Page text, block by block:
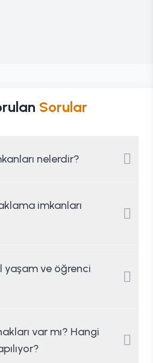
Sorular
nelerdir?
imkanları
yaşam ve öğrenci
var mı? Hangi